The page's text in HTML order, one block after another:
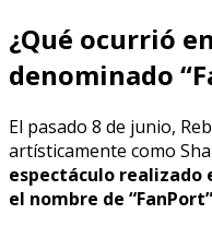
¿Qué ocurrió
denominado
El pasado 8 de junio,
artísticamente como
espectáculo realizado
el nombre de “FanPort”